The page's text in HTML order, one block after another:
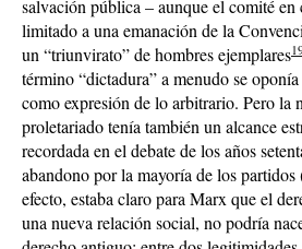
salvación pública – aunque el comité en
limitado a una emanación de la
un “triunvirato” de hombres ejemplares
término “dictadura” a menudo se oponía
como expresión de lo arbitrario. Pero la
proletariado tenía también un alcance
recordada en el debate de los años
abandono por la mayoría de los
efecto, estaba claro para Marx que el
una nueva relación social, no podría